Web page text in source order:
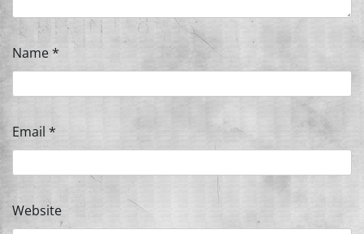
Name*
Email *
Website